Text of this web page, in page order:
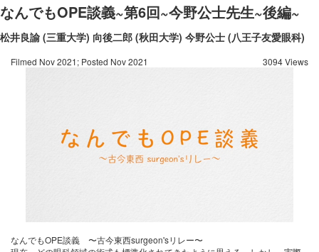
なんでもOPE談義~第6回~今野公士先生~後編~
松井良諭 (三重大学) 向後二郎 (秋田大学) 今野公士 (八王子友愛眼科)
Filmed Nov 2021; Posted Nov 2021 3094 Views
なんでもOPE談義 〜古今東西surgeon'sリレー〜